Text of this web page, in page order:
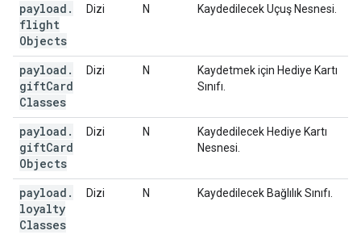
payload .
flight
Objects
Dizi N Kaydedilecek Uçuş Nesnesi.
payload .
giftCard
Classes
Dizi N
Kaydetmek için Hediye Kartı
Sınıfı.
payload .
giftCard
Objects
Dizi N
Kaydedilecek Hediye Kartı
Nesnesi.
payload .
loyalty
Classes
Dizi N Kaydedilecek Bağlılık Sınıfı.